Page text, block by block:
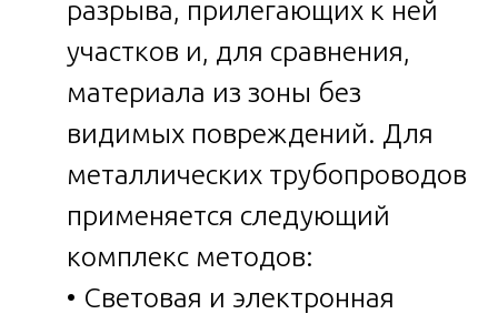
разрыва, прилегающих к ней
участков и, для сравнения,
материала из зоны без
видимых повреждений. Для
металлических трубопроводов
применяется следующий
комплекс методов:
• Световая и электронная